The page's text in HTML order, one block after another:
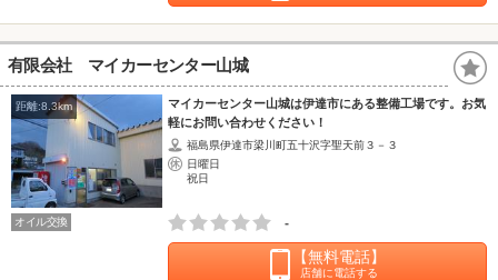
有限会社 マイカーセンター山城
距離:8.3km
マイカーセンター山城は伊達市にある整備工場です。お気
軽にお問い合わせください！
福島県伊達市梁川町五十沢字聖天前３－３
日曜日
祝日
オイル交換 -
【無料電話】
店舗に電話する